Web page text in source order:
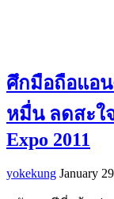
ศึกมือถือแอน
หมื่น ลดสะใ
Expo 2011
yokekung January